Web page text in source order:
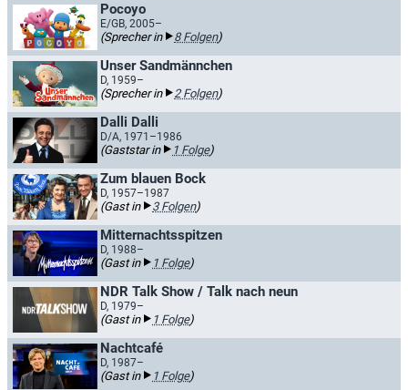
Pocoyo
E/GB, 2005–
(Sprecher in 8 Folgen)
Unser Sandmännchen
D, 1959–
(Sprecher in 2 Folgen)
Dalli Dalli
D/A, 1971–1986
(Gaststar in 1 Folge)
Zum blauen Bock
D, 1957–1987
(Gast in 3 Folgen)
Mitternachtsspitzen
D, 1988–
(Gast in 1 Folge)
NDR Talk Show / Talk nach neun
D, 1979–
(Gast in 1 Folge)
Nachtcafé
D, 1987–
(Gast in 1 Folge)